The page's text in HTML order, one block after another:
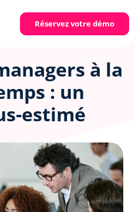
Réservez votre démo
à la
: un
estimé